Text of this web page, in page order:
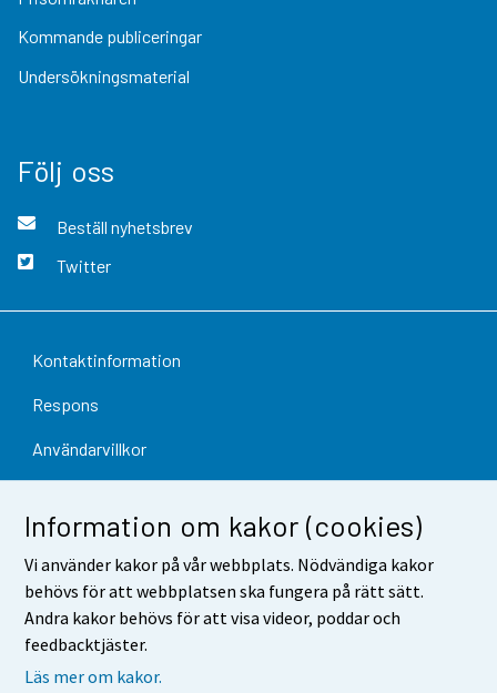
Information om kakor (cookies)
Vi använder kakor på vår webbplats. Nödvändiga kakor
behövs för att webbplatsen ska fungera på rätt sätt.
Andra kakor behövs för att visa videor, poddar och
feedbacktjäster.
Läs mer om kakor.
Kommande publiceringar
Undersökningsmaterial
Följ oss
Beställ nyhetsbrev
Twitter
Kontaktinformation
Respons
Användarvillkor
Tillgänglighet
Information om webbplatsen
Cookie-inställningar